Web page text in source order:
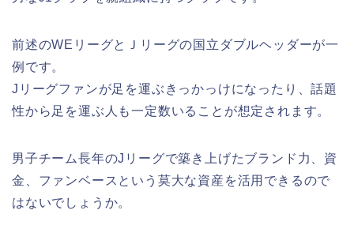
前述のWEリーグとＪリーグの国立ダブルヘッダーが一
例です。
Jリーグファンが足を運ぶきっかっけになったり、話題
性から足を運ぶ人も一定数いることが想定されます。
男子チーム長年のJリーグで築き上げたブランド力、資
金、ファンベースという莫大な資産を活用できるので
はないでしょうか。